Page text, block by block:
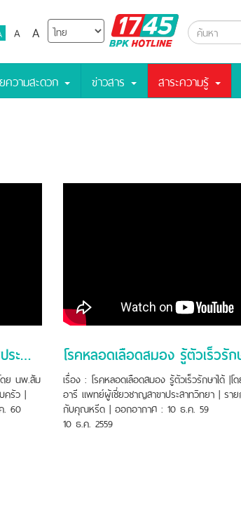
A A
BPK
Hotline
ความสะดวก ข่าวสาร สาระความรู้
สุขภาพดี ชีวิตดี ด้วยการตรวจสุขภาพประจำปี
ย นพ.สัม
ครัว |
. 60
โรคหลอดเลือดสมอง รู้ตัวเร็วรัก
เรื่อง : โรคหลอดเลือดสมอง รู้ตัวเร็วรักษาได้ |
อารี แพทย์ผู้เชี่ยวชาญสาขาประสาทวิทยา | รา
กับคุณหรีด | ออกอากาศ : 10 ธ.ค. 59
10 ธ.ค. 2559